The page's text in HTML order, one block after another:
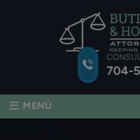
704-
≡ MENÚ